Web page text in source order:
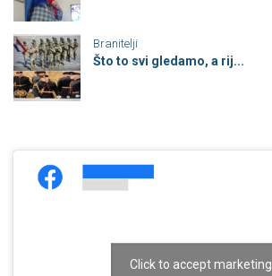
Branitelji
Što to svi gledamo, a rij...
Click to accept marketing